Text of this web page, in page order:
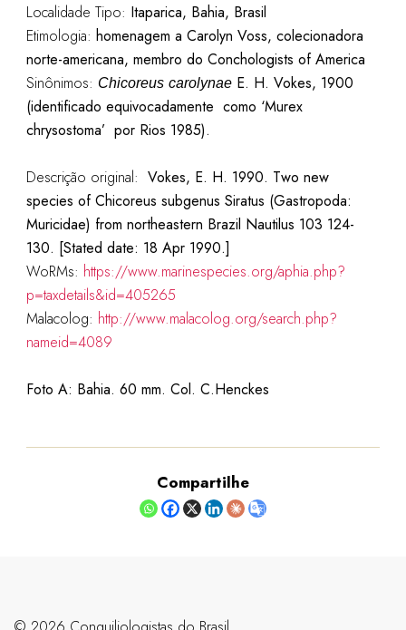
Localidade Tipo: Itaparica, Bahia, Brasil
Etimologia: homenagem a Carolyn Voss, colecionadora
norte-americana, membro do Conchologists of America
Sinônimos: Chicoreus carolynae E. H. Vokes, 1900
(identificado equivocadamente como ‘Murex
chrysostoma’ por Rios 1985).
Descrição original: Vokes, E. H. 1990. Two new
species of Chicoreus subgenus Siratus (Gastropoda:
Muricidae) from northeastern Brazil Nautilus 103 124-
130. [Stated date: 18 Apr 1990.]
WoRMs: https://www.marinespecies.org/aphia.php?
p=taxdetails&id=405265
Malacolog: http://www.malacolog.org/search.php?
nameid=4089
Foto A: Bahia. 60 mm. Col. C.Henckes
Compartilhe